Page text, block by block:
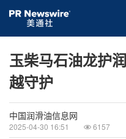
玉柴马石油龙护
越守护
中国润滑油信息网
2025-04-30 16:51 6157